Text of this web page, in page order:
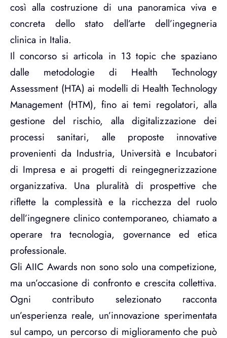
così alla costruzione di una panoramica viva e
concreta dello stato dell’arte dell’ingegneria
clinica in Italia.
Il concorso si articola in 13 topic che spaziano
dalle metodologie di Health Technology
Assessment (HTA) ai modelli di Health Technology
Management (HTM), fino ai temi regolatori, alla
gestione del rischio, alla digitalizzazione dei
processi sanitari, alle proposte innovative
provenienti da Industria, Università e Incubatori
di Impresa e ai progetti di reingegnerizzazione
organizzativa. Una pluralità di prospettive che
riflette la complessità e la ricchezza del ruolo
dell’ingegnere clinico contemporaneo, chiamato a
operare tra tecnologia, governance ed etica
professionale.
Gli AIIC Awards non sono solo una competizione,
ma un’occasione di confronto e crescita collettiva.
Ogni contributo selezionato racconta
un’esperienza reale, un’innovazione sperimentata
sul campo, un percorso di miglioramento che può